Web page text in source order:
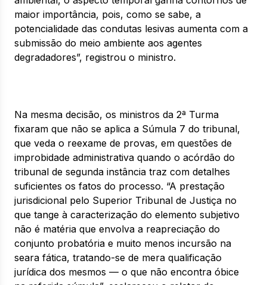
maior importância, pois, como se sabe, a
potencialidade das condutas lesivas aumenta com a
submissão do meio ambiente aos agentes
degradadores”, registrou o ministro.
Na mesma decisão, os ministros da 2ª Turma
fixaram que não se aplica a Súmula 7 do tribunal,
que veda o reexame de provas, em questões de
improbidade administrativa quando o acórdão do
tribunal de segunda instância traz com detalhes
suficientes os fatos do processo. “A prestação
jurisdicional pelo Superior Tribunal de Justiça no
que tange à caracterização do elemento subjetivo
não é matéria que envolva a reapreciação do
conjunto probatória e muito menos incursão na
seara fática, tratando-se de mera qualificação
jurídica dos mesmos — o que não encontra óbice